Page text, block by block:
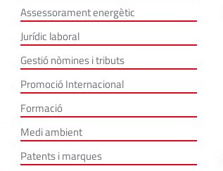
Assessorament energètic
Jurídic laboral
Gestió nòmines i tributs
Promoció Internacional
Formació
Medi ambient
Patents i marques